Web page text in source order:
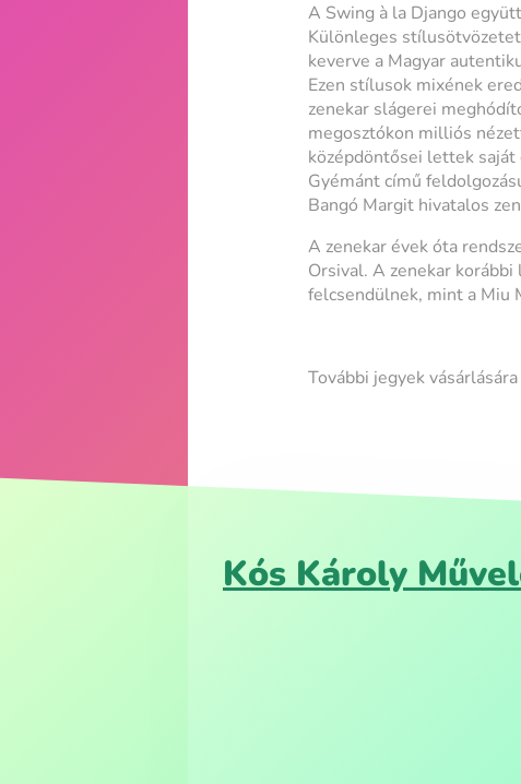
A Swing à la Django
Különleges
keverve a Magyar
Ezen stílusok mixének
zenekar slágerei
megosztókon milliós
középdöntősei lettek
Gyémánt című
Bangó Margit hivatalos
A zenekar évek óta
Orsival. A zenekar
felcsendülnek, mint a Miu
További jegyek
Kós Károly